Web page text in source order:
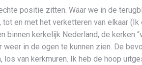
positie zitten. Waar we in de
en met het verketteren van elkaar
kerkelijk Nederland, de kerken
in de ogen te kunnen zien. De
van kerkmuren. Ik heb de hoop